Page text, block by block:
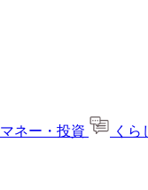
マネー・投資 くら